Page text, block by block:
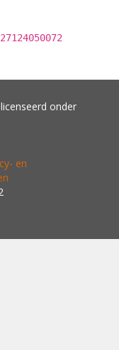
onder
en